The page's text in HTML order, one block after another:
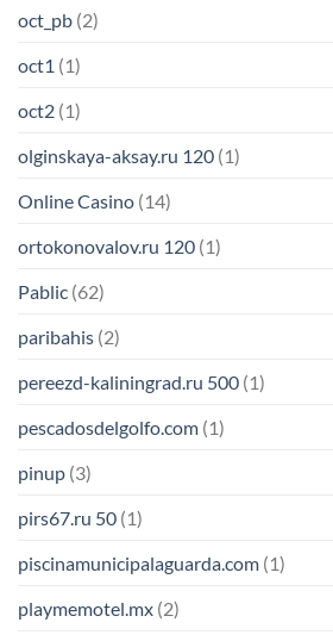
oct_pb (2)
oct1 (1)
oct2 (1)
olginskaya-aksay.ru 120 (1)
Online Casino (14)
ortokonovalov.ru 120 (1)
Pablic (62)
paribahis (2)
pereezd-kaliningrad.ru 500 (1)
pescadosdelgolfo.com (1)
pinup (3)
pirs67.ru 50 (1)
piscinamunicipalaguarda.com (1)
playmemotel.mx (2)